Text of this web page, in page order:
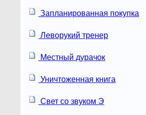
Запланированная покупка
Леворукий тренер
Местный дурачок
Уничтоженная книга
Свет со звуком Э